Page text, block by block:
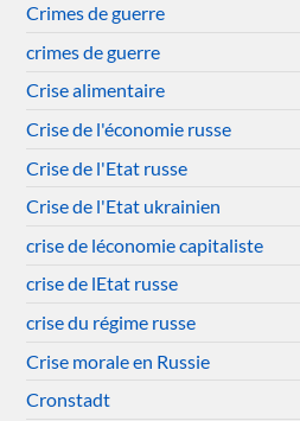
Crimes de guerre
crimes de guerre
Crise alimentaire
Crise de l'économie russe
Crise de l'Etat russe
Crise de l'Etat ukrainien
crise de léconomie capitaliste
crise de lEtat russe
crise du régime russe
Crise morale en Russie
Cronstadt